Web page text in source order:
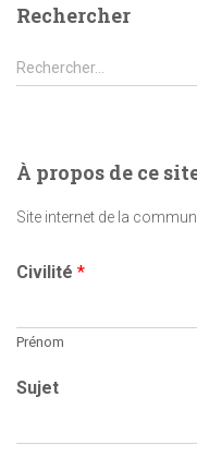
Rechercher
R
e
r
h
r
Rechercher…
À propos de ce
Site internet de la
Civilité *
Prénom
Sujet